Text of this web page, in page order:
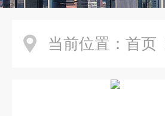
当前位置： 首页